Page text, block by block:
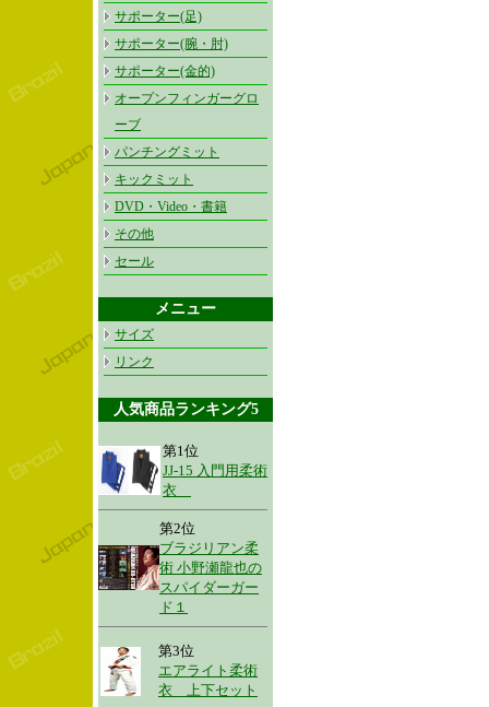
サポーター(足)
サポーター(腕・肘)
サポーター(金的)
オープンフィンガーグロ
ーブ
パンチングミット
キックミット
DVD・Video・書籍
その他
セール
メニュー
サイズ
リンク
人気商品ランキング5
第1位
JJ-15 入門用柔術
衣
第2位
ブラジリアン柔
術 小野瀬龍也の
スパイダーガー
ド１
第3位
エアライト柔術
衣 上下セット